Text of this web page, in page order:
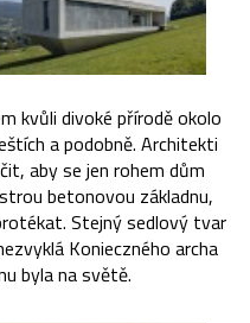
kvůli divoké přírodě okolo
a podobně. Architekti
aby se jen rohem dům
betonovou základnu,
Stejný sedlový tvar
Konieczného archa
byla na světě.